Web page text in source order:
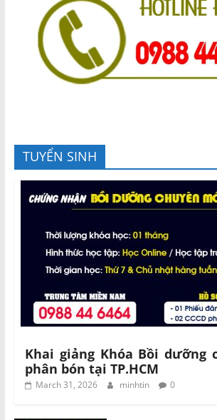
TUYỂN SINH
Khai giảng Khóa Bồi dưỡng
phân bón tại TP.HCM
March 31, 2026 minhtin 0